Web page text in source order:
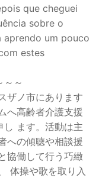
que cheguei
sobre o
aprendo um pouco
estes
～～
ザノ市にあります
へ高齢者介護支援
し ます。活動は主
への傾聴や相談援
協働して行う巧緻
体操や歌を取り入